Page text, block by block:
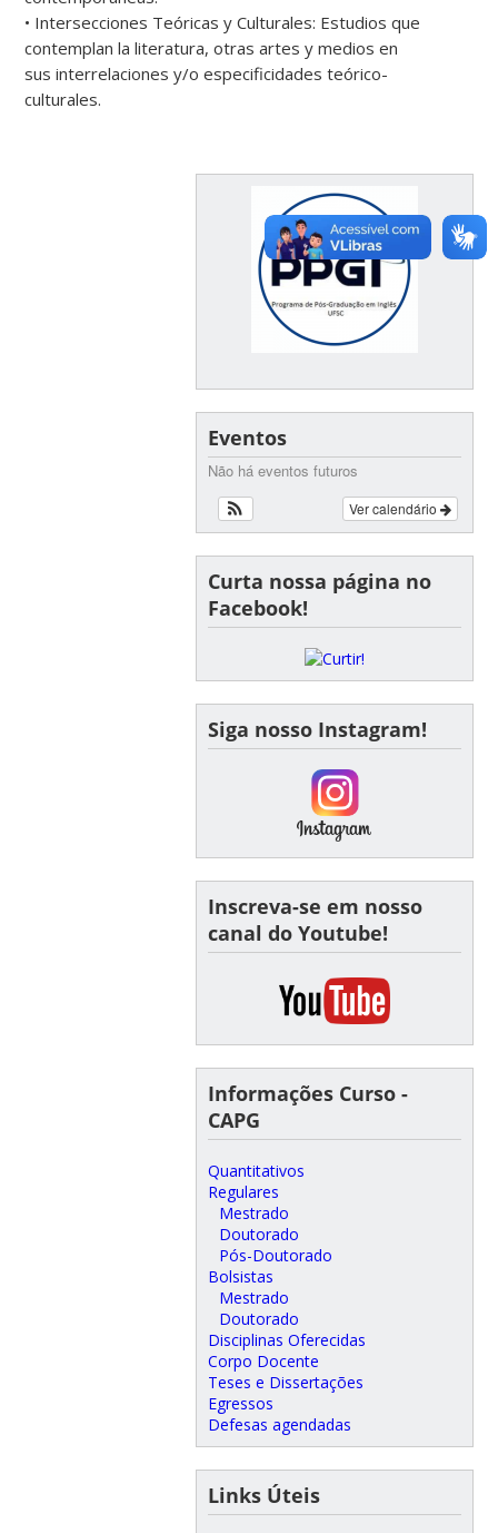
• Intersecciones Teóricas y Culturales: Estudios que
contemplan la literatura, otras artes y medios en
sus interrelaciones y/o especificidades teórico-
culturales.
Eventos
Não há eventos futuros
Ver calendário
Curta nossa página no
Facebook!
Siga nosso Instagram!
Inscreva-se em nosso
canal do Youtube!
Informações Curso -
CAPG
Quantitativos
Regulares
Mestrado
Doutorado
Pós-Doutorado
Bolsistas
Mestrado
Doutorado
Disciplinas Oferecidas
Corpo Docente
Teses e Dissertações
Egressos
Defesas agendadas
Links Úteis